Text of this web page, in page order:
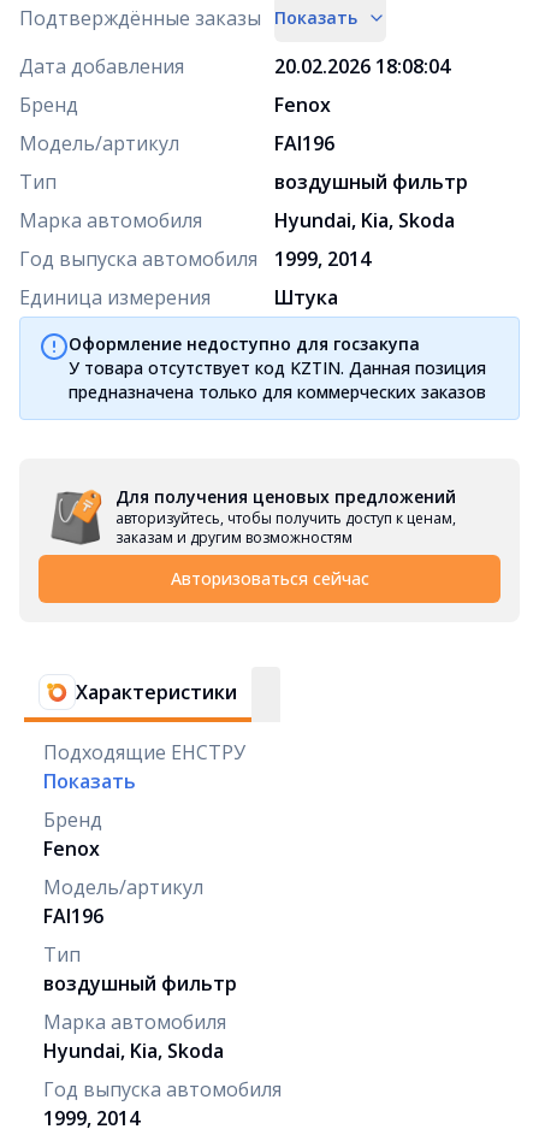
Подтверждённые заказы Показать
Дата добавления
20.02.2026 18:08:04
Бренд
Fenox
Модель/артикул
FAI196
Тип
воздушный фильтр
Марка автомобиля
Hyundai, Kia, Skoda
Год выпуска автомобиля
1999, 2014
Единица измерения
Штука
Оформление недоступно для госзакупа
У товара отсутствует код KZTIN. Данная позиция
предназначена только для коммерческих заказов
Для получения ценовых предложений
авторизуйтесь, чтобы получить доступ к ценам,
заказам и другим возможностям
Авторизоваться сейчас
Характеристики
Подходящие ЕНСТРУ
Показать
Бренд
Fenox
Модель/артикул
FAI196
Тип
воздушный фильтр
Марка автомобиля
Hyundai, Kia, Skoda
Год выпуска автомобиля
1999, 2014